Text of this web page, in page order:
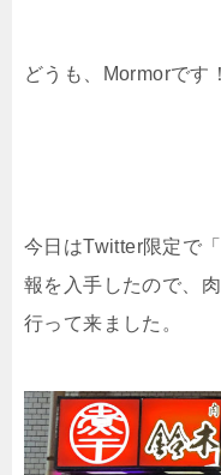
どうも、Mormorです！
今日はTwitter限定で
報を入手したので、
行って来ました。